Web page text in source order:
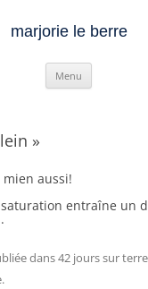
marjorie le berre
Menu
»
aussi!
entraîne un
dans42 jours sur terre
.